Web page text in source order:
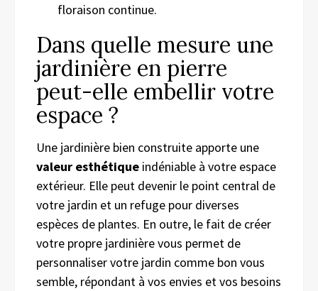
floraison continue.
Dans quelle mesure une
jardinière en pierre
peut-elle embellir votre
espace ?
Une jardinière bien construite apporte une
valeur esthétique indéniable à votre espace
extérieur. Elle peut devenir le point central de
votre jardin et un refuge pour diverses
espèces de plantes. En outre, le fait de créer
votre propre jardinière vous permet de
personnaliser votre jardin comme bon vous
semble, répondant à vos envies et vos besoins